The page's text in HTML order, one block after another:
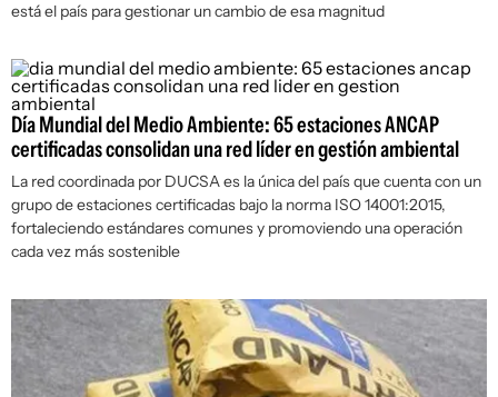
está el país para gestionar un cambio de esa magnitud
Día Mundial del Medio Ambiente: 65 estaciones ANCAP
certificadas consolidan una red líder en gestión ambiental
La red coordinada por DUCSA es la única del país que cuenta con un
grupo de estaciones certificadas bajo la norma ISO 14001:2015,
fortaleciendo estándares comunes y promoviendo una operación
cada vez más sostenible